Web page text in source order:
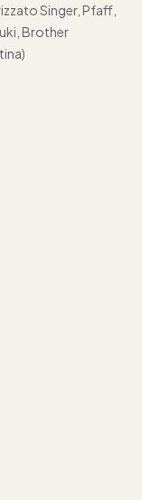
Singer, Pfaff,
Brother